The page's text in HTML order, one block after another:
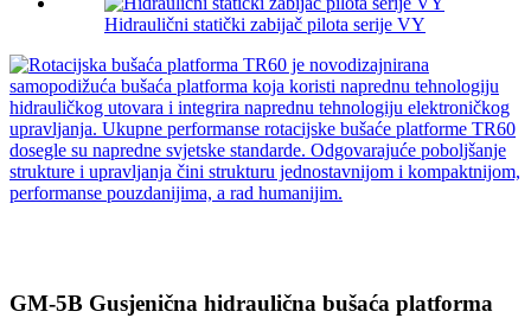
Hidraulični statički zabijač pilota serije VY
GM-5B Gusjenična hidraulična bušaća platforma